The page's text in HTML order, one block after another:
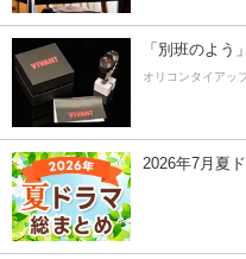
「別班のよ
オリコンタイアッ
2026年7月夏